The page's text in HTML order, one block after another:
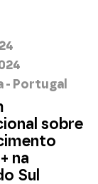
- Portugal
sobre
na
Sul